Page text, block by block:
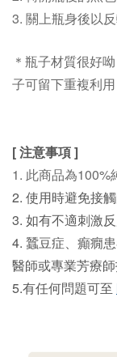
3. 關上瓶身後以
＊瓶子材質很好
子可留下重複利用
[ 注意事項]
1. 此商品為100%
2. 使用時避免接觸
3. 如有不適刺激反
4. 蠶豆症、癲癇
醫師或專業芳療師
5.有任何問題可至